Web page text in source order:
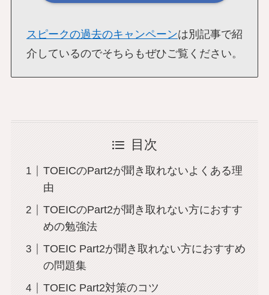
スピークの過去のキャンペーンは別記事で紹
介しているのでそちらもぜひご覧ください。
目次
TOEICのPart2が聞き取れないよくある理
由
TOEICのPart2が聞き取れない方におすす
めの勉強法
TOEIC Part2が聞き取れない方におすすめ
の問題集
TOEIC Part2対策のコツ